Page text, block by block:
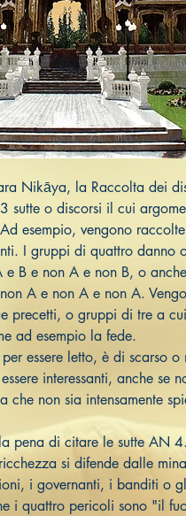
Nikāya, la Raccolta dei
sutte o discorsi il cui
esempio, vengono
I gruppi di quattro danno
B e non A e non B, o
A e non A e non A.
precetti, o gruppi di tre a
ad esempio la fede.
essere letto, è di scarso o
interessanti, anche se
che non sia intensamente
pena di citare le sutte AN
si difende dalle
i governanti, i banditi o
i quattro pericoli sono "il